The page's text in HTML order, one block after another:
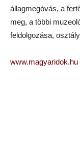
állagmegóvás, a
meg, a többi
feldolgozása,
www.magyaridok.hu